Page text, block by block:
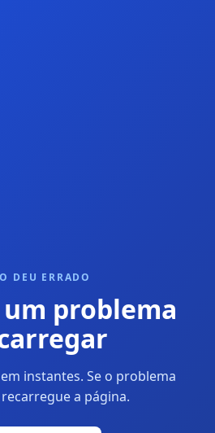
DEU ERRADO
problema
instantes. Se o problema
a página.